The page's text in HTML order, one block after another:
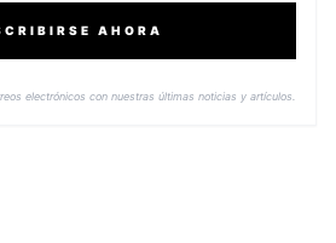
AHORA
electrónicos con nuestras últimas noticias y artículos.